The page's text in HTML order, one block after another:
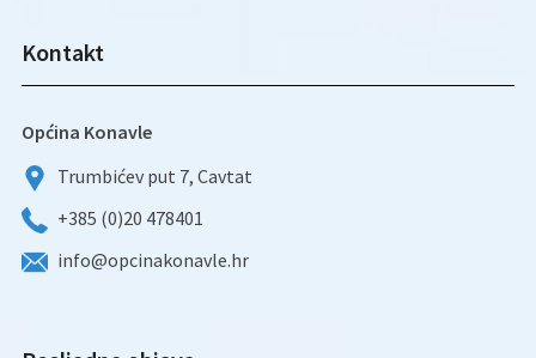
Kontakt
Općina Konavle
Trumbićev put 7, Cavtat
+385 (0)20 478401
info@opcinakonavle.hr